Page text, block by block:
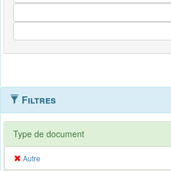
Filtres
Type de document
Autre